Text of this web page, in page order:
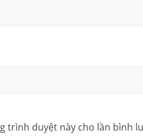
trình duyệt này cho lần bình